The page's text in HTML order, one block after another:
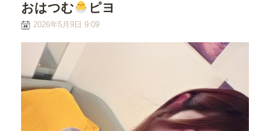
おはつむ ピヨ
2026年5月9日 9:09